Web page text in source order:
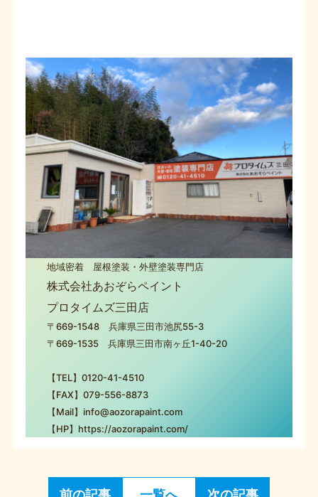
地域密着 屋根塗装・外壁塗装専門店
株式会社あおぞらペイント
プロタイムズ三田店
〒669-1548 兵庫県三田市池尻55-3
〒669-1535 兵庫県三田市南ヶ丘1-40-20
【TEL】0120-41-4510
【FAX】079-556-8873
【Mail】info@aozorapaint.com
【HP】https://aozorapaint.com/